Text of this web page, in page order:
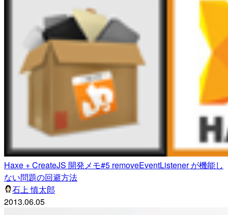
Haxe + CreateJS 開発メモ#5 removeEventListener が機能し
ない問題の回避方法
石上 慎太郎
2013.06.05